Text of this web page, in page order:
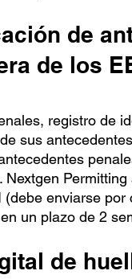
de
de los
registro de
sus
enviarse
un plazo de 2
de